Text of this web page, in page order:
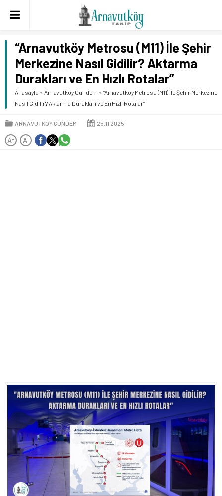
“Arnavutköy Metrosu (M11) İle Şehir
Merkezine Nasıl Gidilir? Aktarma
Durakları ve En Hızlı Rotalar”
Anasayfa » Arnavutköy Gündem » “Arnavutköy Metrosu (M11) İle Şehir Merkezine
Nasıl Gidilir? Aktarma Durakları ve En Hızlı Rotalar”
ARNAVUTKÖY GÜNDEM 25.11.2025
A+ A-